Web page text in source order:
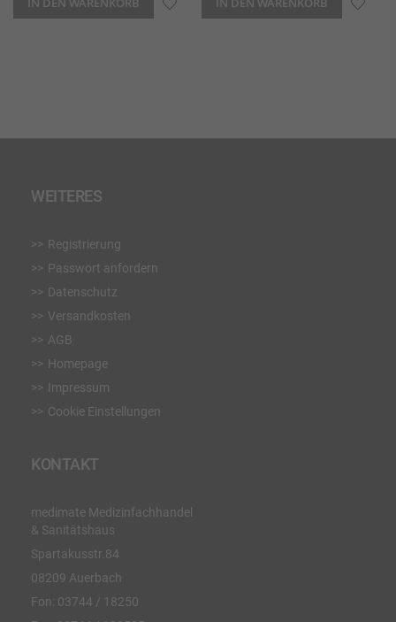
WEITERES
Registrierung
Passwort anfordern
Datenschutz
Versandkosten
AGB
Homepage
Impressum
Cookie Einstellungen
KONTAKT
medimate Medizinfachhandel
& Sanitätshaus
Spartakusstr.84
08209 Auerbach
Fon: 03744 / 18250